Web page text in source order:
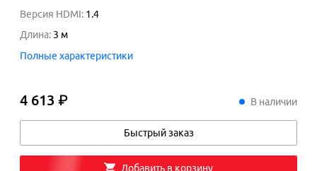
Версия HDMI: 1.4
Длина: 3 м
Полные характеристики
4 613 ₽4 613 ₽ В наличии
Быстрый заказ
Добавить в корзину